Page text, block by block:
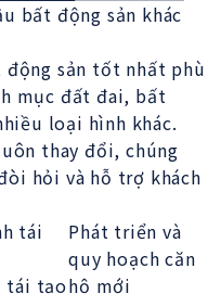
bất động sản khác
sản tốt nhất phù
mục đất đai, bất
loại hình khác.
thay đổi, chúng
hỏi và hỗ trợ khách
tái
tái tạo
Phát triển và
quy hoạch căn
hộ mới